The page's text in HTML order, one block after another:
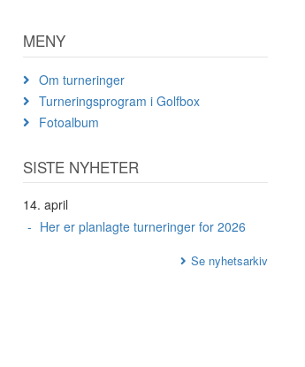
MENY
Om turneringer
Turneringsprogram i Golfbox
Fotoalbum
SISTE NYHETER
14. april
Her er planlagte turneringer for 2026
Se nyhetsarkiv